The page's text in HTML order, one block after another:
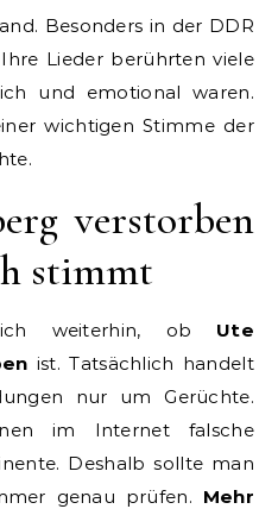
Besonders in der DDR
Lieder berührten viele
und emotional waren.
wichtigen Stimme der
verstorben
stimmt
weiterhin, ob Ute
ist. Tatsächlich handelt
nur um Gerüchte.
im Internet falsche
Deshalb sollte man
genau prüfen. Mehr